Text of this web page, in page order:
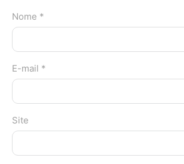
Nome *
E-mail *
Site